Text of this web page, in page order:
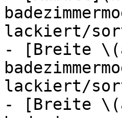
lackiert/
- [Breite
lackiert/
- [Breite